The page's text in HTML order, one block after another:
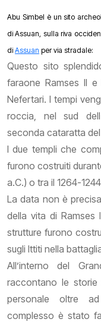
Abu Simbel è un sito
di Assuan, sulla riva
di Assuan per via stradale:
Questo sito
faraone Ramses II
Nefertari. I tempi
roccia, nel sud
seconda cataratta del
I due templi che
furono costruiti
a.C.) o tra il 1264-
La data non è
della vita di Ramses
strutture furono
sugli Ittiti nella
All’interno del
raccontano le storie
personale oltre
complesso è stato